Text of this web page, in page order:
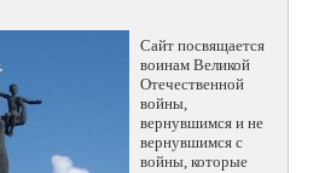
Сайт посвящается
воинам Великой
Отечественной
войны,
вернувшимся и не
вернувшимся с
войны, которые